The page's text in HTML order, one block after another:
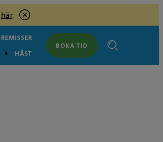
här.
REMISSER
HÄST
BOKA TID